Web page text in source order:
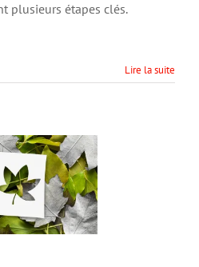
plusieurs étapes clés.
Lire la suite